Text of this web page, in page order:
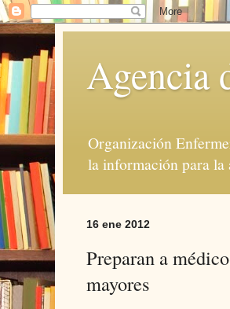
Agencia
Organización
la información para la
16 ene 2012
Preparan a
mayores